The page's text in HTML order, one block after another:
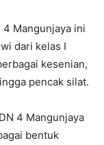
4 Mangunjaya ini
dari kelas I
kesenian,
pencak silat.
4 Mangunjaya
bentuk